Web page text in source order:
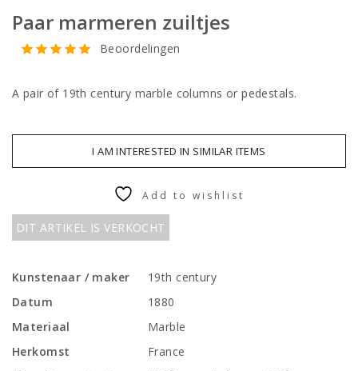
Paar marmeren zuiltjes
Beoordelingen
A pair of 19th century marble columns or pedestals.
I AM INTERESTED IN SIMILAR ITEMS
DIT ARTIKEL IS VERKOCHT
Add to wishlist
Kunstenaar / maker
19th century
Datum
1880
Materiaal
Marble
Herkomst
France